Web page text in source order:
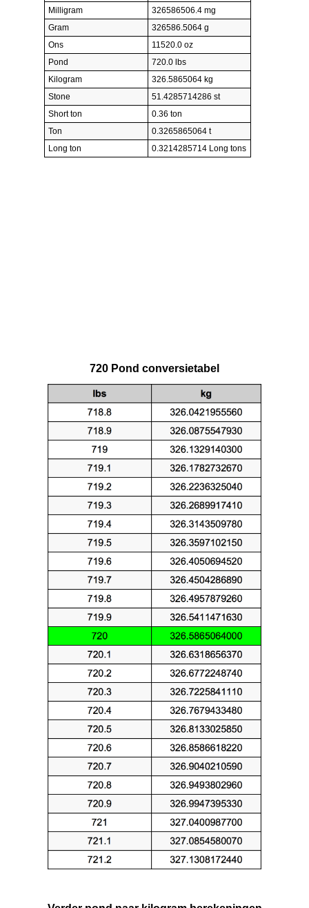
Milligram
326586506.4 mg
Gram
326586.5064 g
Ons
11520.0 oz
Pond
720.0 lbs
Kilogram
326.5865064 kg
Stone
51.4285714286 st
Short ton
0.36 ton
Ton
0.3265865064 t
Long ton
0.3214285714 Long tons
720 Pond conversietabel